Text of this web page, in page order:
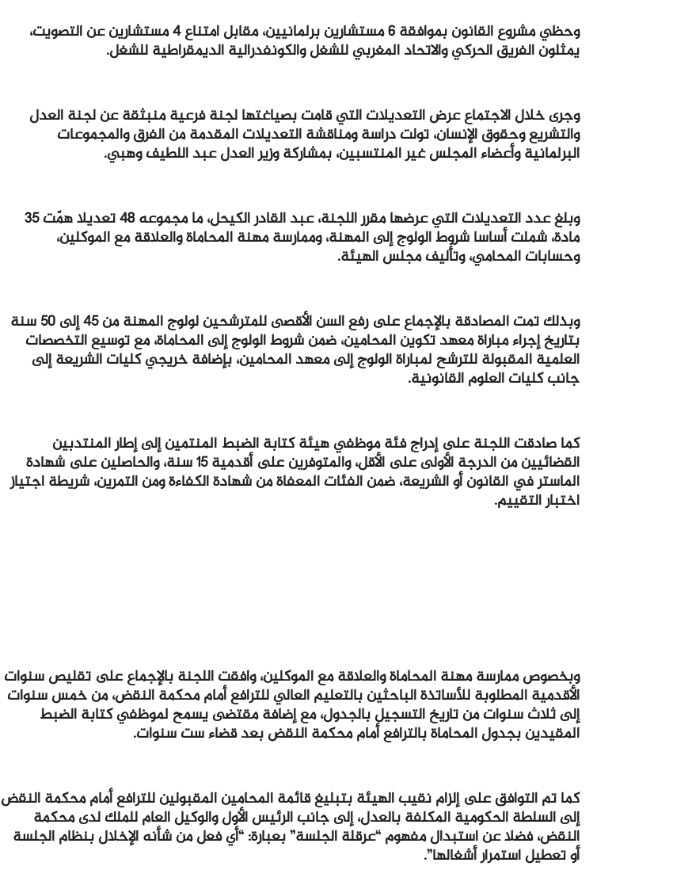
وحظي مشروع القانون بموافقة 6 مستشارين برلمانيين، مقابل امتناع 4 مستشارين عن التصويت،
يمثلون الفريق الحركي والاتحاد المغربي للشغل والكونفدرالية الديمقراطية للشغل.
وجرى خلال الاجتماع عرض التعديلات التي قامت بصياغتها لجنة فرعية منبثقة عن لجنة العدل
والتشريع وحقوق الإنسان، تولت دراسة ومناقشة التعديلات المقدمة من الفرق والمجموعات
البرلمانية وأعضاء المجلس غير المنتسبين، بمشاركة وزير العدل عبد اللطيف وهبي.
وبلغ عدد التعديلات التي عرضها مقرر اللجنة، عبد القادر الكيحل، ما مجموعه 48 تعديلا همّت 35
مادة، شملت أساسا شروط الولوج إلى المهنة، وممارسة مهنة المحاماة والعلاقة مع الموكلين،
وحسابات المحامي، وتأليف مجلس الهيئة.
وبذلك تمت المصادقة بالإجماع على رفع السن الأقصى للمترشحين لولوج المهنة من 45 إلى 50 سنة
بتاريخ إجراء مباراة معهد تكوين المحامين، ضمن شروط الولوج إلى المحاماة، مع توسيع التخصصات
العلمية المقبولة للترشح لمباراة الولوج إلى معهد المحامين، بإضافة خريجي كليات الشريعة إلى
جانب كليات العلوم القانونية.
كما صادقت اللجنة على إدراج فئة موظفي هيئة كتابة الضبط المنتمين إلى إطار المنتدبين
القضائيين من الدرجة الأولى على الأقل، والمتوفرين على أقدمية 15 سنة، والحاصلين على شهادة
الماستر في القانون أو الشريعة، ضمن الفئات المعفاة من شهادة الكفاءة ومن التمرين، شريطة اجتياز
اختبار التقييم.
وبخصوص ممارسة مهنة المحاماة والعلاقة مع الموكلين، وافقت اللجنة بالإجماع على تقليص سنوات
الأقدمية المطلوبة للأساتذة الباحثين بالتعليم العالي للترافع أمام محكمة النقض، من خمس سنوات
إلى ثلاث سنوات من تاريخ التسجيل بالجدول، مع إضافة مقتضى يسمح لموظفي كتابة الضبط
المقيدين بجدول المحاماة بالترافع أمام محكمة النقض بعد قضاء ست سنوات.
كما تم التوافق على إلزام نقيب الهيئة بتبليغ قائمة المحامين المقبولين للترافع أمام محكمة النقض
إلى السلطة الحكومية المكلفة بالعدل، إلى جانب الرئيس الأول والوكيل العام للملك لدى محكمة
النقض، فضلا عن استبدال مفهوم “عرقلة الجلسة” بعبارة: “أي فعل من شأنه الإخلال بنظام الجلسة
أو تعطيل استمرار أشغالها”.